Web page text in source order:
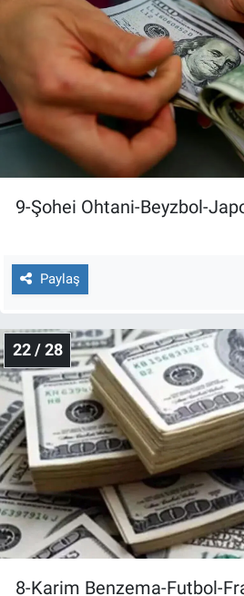
9-Şohei Ohtani-Beyzbol-
Paylaş
22 / 28
8-Karim Benzema-Futbol-